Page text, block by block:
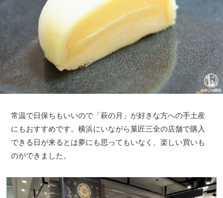
常温で日保ちもいいので「萩の月」が好きな方への手土産
にもおすすめです。横浜にいながら菓匠三全の店舗で購入
できる日が来るとは夢にも思ってもいなく、楽しい買いも
のができました。